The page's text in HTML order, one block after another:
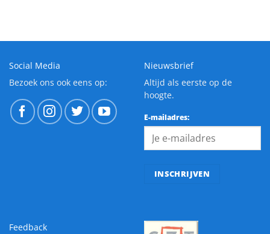
Zentangle
Social Media
Bezoek ons ook eens op:
Nieuwsbrief
Altijd als eerste op de
hoogte.
E-mailadres:
Feedback